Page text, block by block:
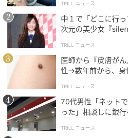
TRILL ニュース
中１で「どこに行
次元の美少女『
TRILL ニュース
医師から『皮膚が
性→数年前から、身
TRILL ニュース
70代男性「ネット
った」相談しに銀
TRILL ニュース